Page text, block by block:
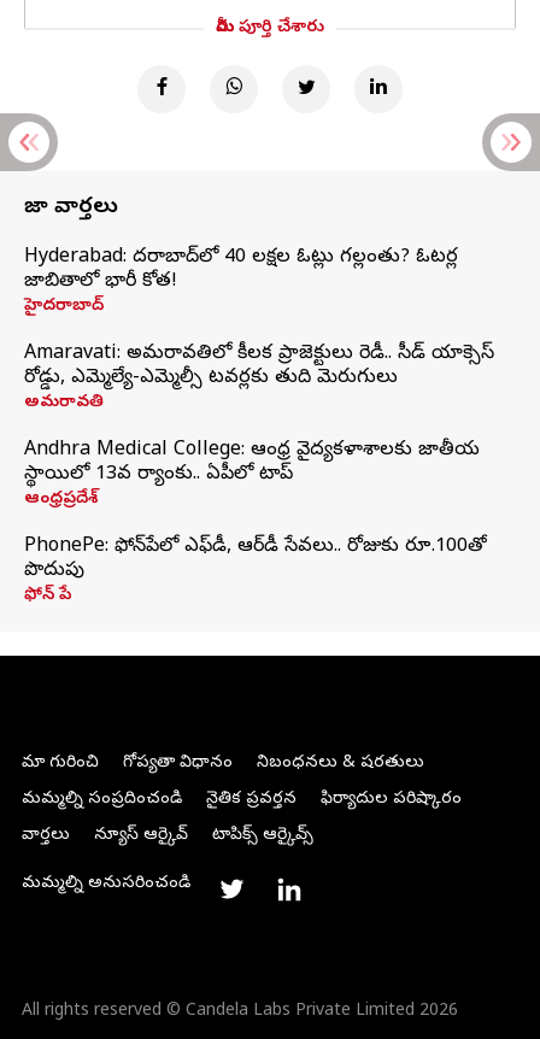
మీరు పూర్తి చేశారు
తాజా వార్తలు
Hyderabad: హైదరాబాద్‌లో 40 లక్షల ఓట్లు గల్లంతు? ఓటర్ల
జాబితాలో భారీ కోత!
హైదరాబాద్
Amaravati: అమరావతిలో కీలక ప్రాజెక్టులు రెడీ.. సీడ్‌ యాక్సెస్‌
రోడ్డు, ఎమ్మెల్యే-ఎమ్మెల్సీ టవర్లకు తుది మెరుగులు
అమరావతి
Andhra Medical College: ఆంధ్ర వైద్యకళాశాలకు జాతీయ
స్థాయిలో 13వ ర్యాంకు.. ఏపీలో టాప్
ఆంధ్రప్రదేశ్
PhonePe: ఫోన్‌పేలో ఎఫ్‌డీ, ఆర్‌డీ సేవలు.. రోజుకు రూ.100తో
పొదుపు
ఫోన్‌ పే
మా గురించి గోప్యతా విధానం
నిబంధనలు & షరతులు
మమ్మల్ని సంప్రదించండి
నైతిక ప్రవర్తన
ఫిర్యాదుల పరిష్కారం
వార్తలు
న్యూస్ ఆర్కైవ్ టాపిక్స్ ఆర్కైవ్స్
మమ్మల్ని అనుసరించండి
All rights reserved © Candela Labs Private Limited 2026